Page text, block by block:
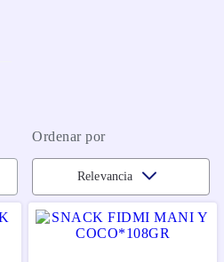
Ordenar por
Relevancia